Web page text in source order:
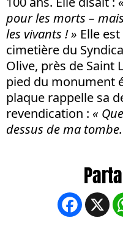
pour les morts –
les vivants ! » Elle
cimetière du
Olive, près de Saint
pied du monument
plaque rappelle sa
revendication : «
dessus de ma